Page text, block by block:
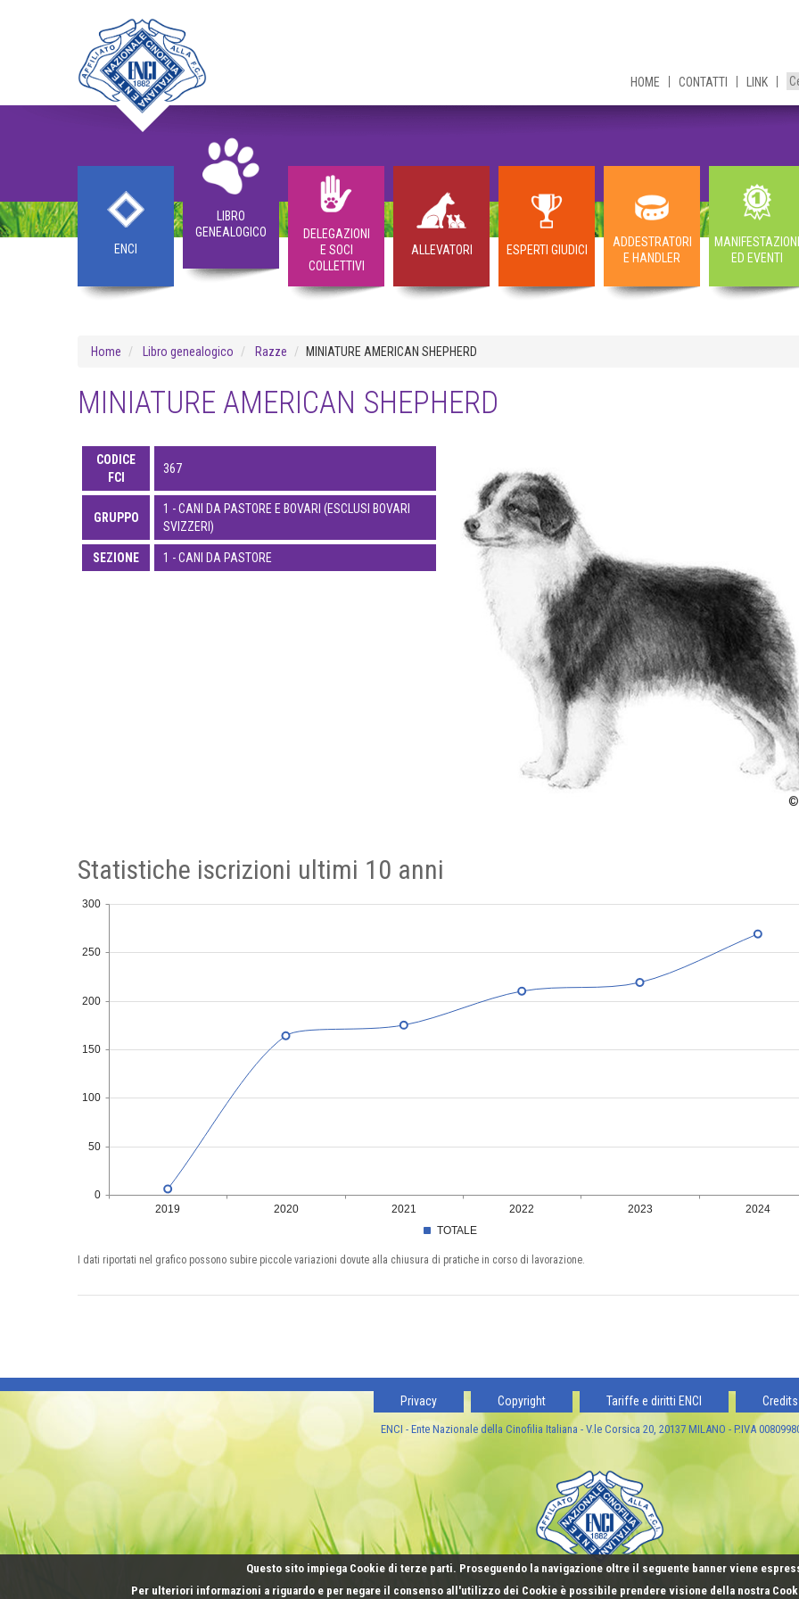
Questo sito impiega Cookie di terze parti. Proseguendo la navigazione oltre il seguente banner viene
Per ulteriori informazioni a riguardo e per negare il consenso all'utilizzo dei Cookie è possibile prendere visione della nostra
HOME CONTATTI LINK
ENCI
LIBRO
GENEALOGICO
DELEGAZIONI
E SOCI
COLLETTIVI
ALLEVATORI ESPERTI GIUDICI
ADDESTRATORI
E HANDLER
MANIFESTAZIONI
ED EVENTI
Home Libro genealogico Razze MINIATURE AMERICAN SHEPHERD
MINIATURE AMERICAN SHEPHERD
CODICE
FCI
367
GRUPPO
1 - CANI DA PASTORE E BOVARI (ESCLUSI BOVARI
SVIZZERI)
SEZIONE 1 - CANI DA PASTORE
©
Statistiche iscrizioni ultimi 10 anni
2019 2020 2021 2022 2023 2024
0
50
100
150
200
250
300
TOTALE
I dati riportati nel grafico possono subire piccole variazioni dovute alla chiusura di pratiche in corso di lavorazione.
Privacy Copyright Tariffe e diritti ENCI Credits
ENCI - Ente Nazionale della Cinofilia Italiana - V.le Corsica 20, 20137 MILANO - P.IVA